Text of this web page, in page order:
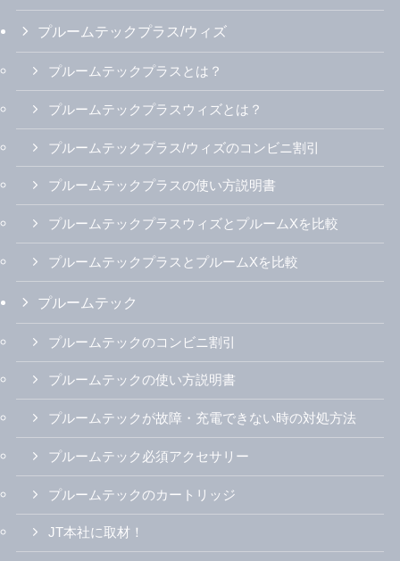
プルームテックプラス/ウィズ
プルームテックプラスとは？
プルームテックプラスウィズとは？
プルームテックプラス/ウィズのコンビニ割引
プルームテックプラスの使い方説明書
プルームテックプラスウィズとプルームXを比較
プルームテックプラスとプルームXを比較
プルームテック
プルームテックのコンビニ割引
プルームテックの使い方説明書
プルームテックが故障・充電できない時の対処方法
プルームテック必須アクセサリー
プルームテックのカートリッジ
JT本社に取材！